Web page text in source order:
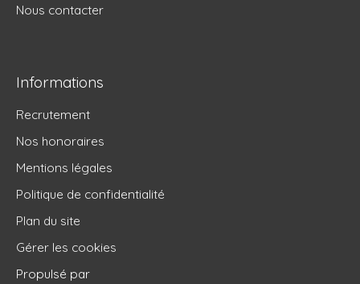
Nous contacter
Informations
Recrutement
Nos honoraires
Mentions légales
Politique de confidentialité
Plan du site
Gérer les cookies
Propulsé par